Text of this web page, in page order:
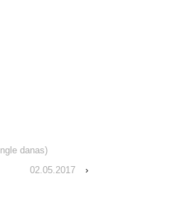
danas)
02.05.2017
›